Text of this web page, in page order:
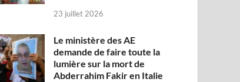
23 juillet 2026
Le ministère des AE
demande de faire toute la
lumière sur la mort de
Abderrahim Fakir en Italie